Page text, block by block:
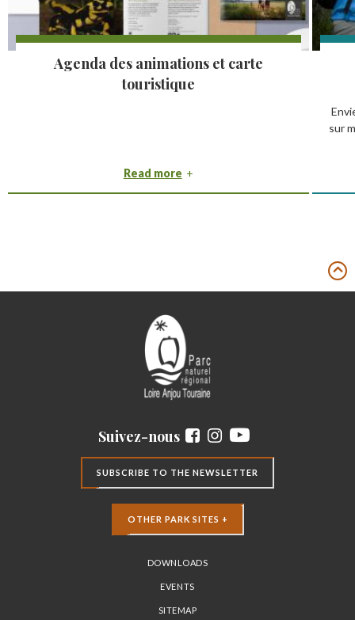
Agenda des animations et carte
touristique
Read more
sur
DOWNLOADS
EVENTS
SITEMAP
Suivez-nous
SUBSCRIBE TO THE NEWSLETTER
OTHER PARK SITES +